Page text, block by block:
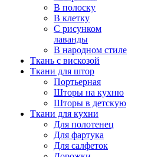
В полоску
В клетку
С рисунком
лаванды
В народном стиле
Ткань с вискозой
Ткани для штор
Портьерная
Шторы на кухню
Шторы в детскую
Ткани для кухни
Для полотенец
Для фартука
Для салфеток